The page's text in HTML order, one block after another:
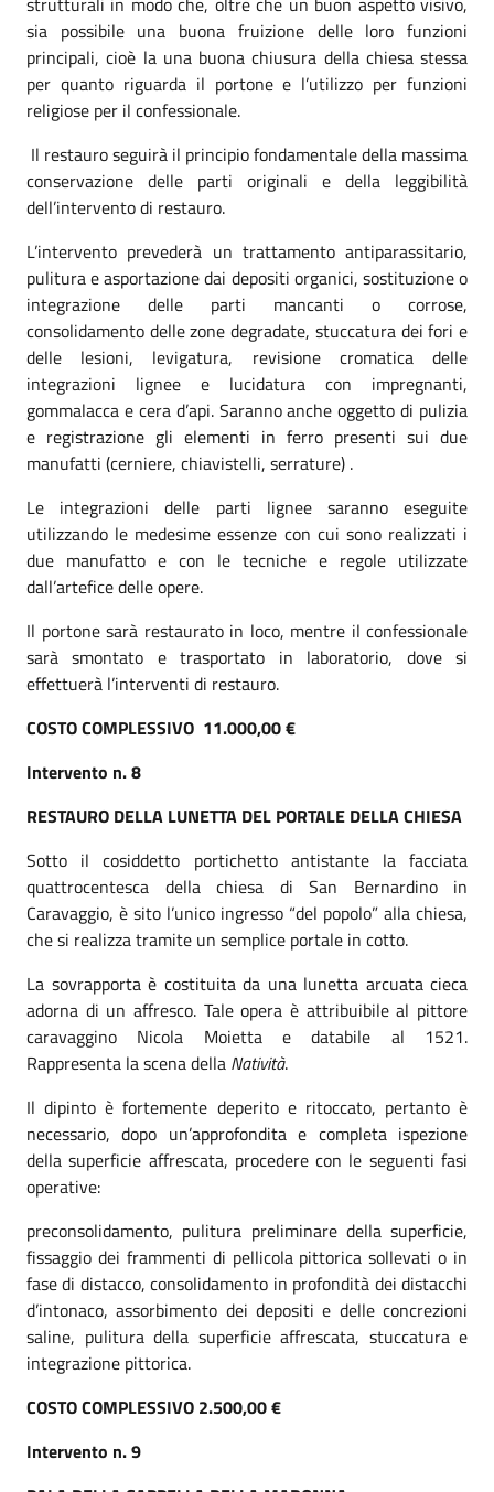
sia possibile una buona fruizione delle loro funzioni
principali, cioè la una buona chiusura della chiesa stessa
per quanto riguarda il portone e l’utilizzo per funzioni
religiose per il confessionale.
Il restauro seguirà il principio fondamentale della massima
conservazione delle parti originali e della leggibilità
dell’intervento di restauro.
L’intervento prevederà un trattamento antiparassitario,
pulitura e asportazione dai depositi organici, sostituzione o
integrazione delle parti mancanti o corrose,
consolidamento delle zone degradate, stuccatura dei fori e
delle lesioni, levigatura, revisione cromatica delle
integrazioni lignee e lucidatura con impregnanti,
gommalacca e cera d’api. Saranno anche oggetto di pulizia
e registrazione gli elementi in ferro presenti sui due
manufatti (cerniere, chiavistelli, serrature) .
Le integrazioni delle parti lignee saranno eseguite
utilizzando le medesime essenze con cui sono realizzati i
due manufatto e con le tecniche e regole utilizzate
dall’artefice delle opere.
Il portone sarà restaurato in loco, mentre il confessionale
sarà smontato e trasportato in laboratorio, dove si
effettuerà l’interventi di restauro.
COSTO COMPLESSIVO 11.000,00 €
Intervento n. 8
RESTAURO DELLA LUNETTA DEL PORTALE DELLA CHIESA
Sotto il cosiddetto portichetto antistante la facciata
quattrocentesca della chiesa di San Bernardino in
Caravaggio, è sito l’unico ingresso “del popolo” alla chiesa,
che si realizza tramite un semplice portale in cotto.
La sovrapporta è costituita da una lunetta arcuata cieca
adorna di un affresco. Tale opera è attribuibile al pittore
caravaggino Nicola Moietta e databile al 1521.
Rappresenta la scena della Natività.
Il dipinto è fortemente deperito e ritoccato, pertanto è
necessario, dopo un’approfondita e completa ispezione
della superficie affrescata, procedere con le seguenti fasi
operative:
preconsolidamento, pulitura preliminare della superficie,
fissaggio dei frammenti di pellicola pittorica sollevati o in
fase di distacco, consolidamento in profondità dei distacchi
d’intonaco, assorbimento dei depositi e delle concrezioni
saline, pulitura della superficie affrescata, stuccatura e
integrazione pittorica.
COSTO COMPLESSIVO 2.500,00 €
Intervento n. 9